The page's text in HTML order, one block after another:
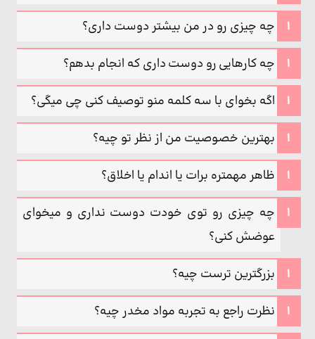
چه چیزی رو در من بیشتر دوست داری؟
چه کارهایی رو دوست داری که انجام بدهم؟
اگه بخوای با سه کلمه منو توصیف کنی چی میگی؟
بهترین خصوصیت من از نظر تو چیه؟
ظاهر مهمتره برات یا اندام یا اخلاق؟
چه چیزی رو توی خودت دوست نداری و میخوای
عوضش کنی؟
بزرگترین ترست چیه؟
نظرت راجع به تجربه مواد مخدر چیه؟